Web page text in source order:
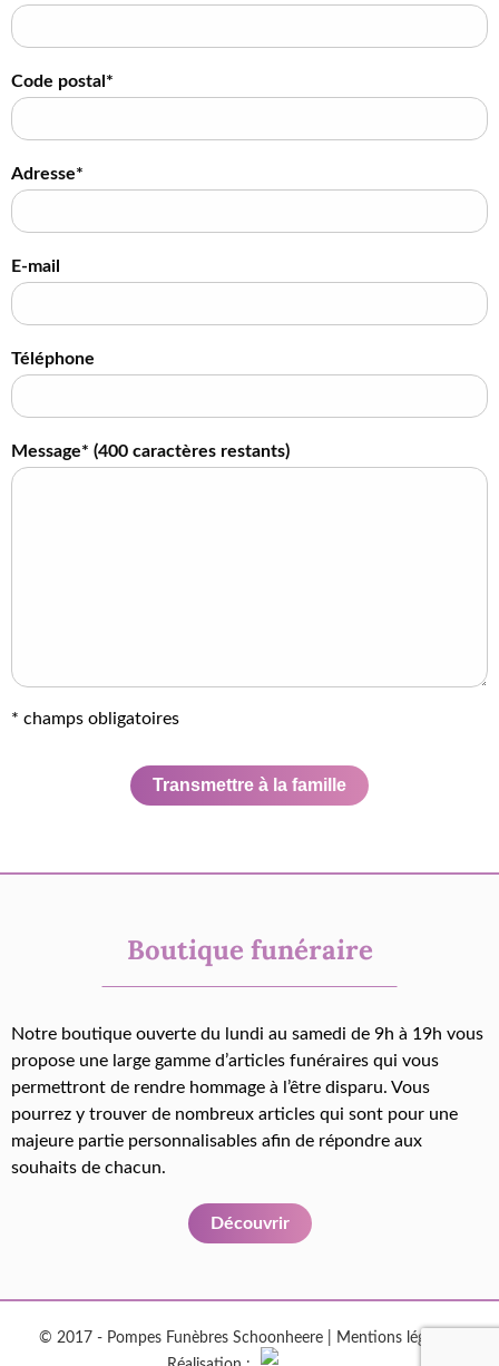
Code postal*
Adresse*
E-mail
Téléphone
Message* (400 caractères restants)
* champs obligatoires
Transmettre à la famille
Boutique funéraire
Notre boutique ouverte du lundi au samedi de 9h à 19h vous
propose une large gamme d’articles funéraires qui vous
permettront de rendre hommage à l’être disparu. Vous
pourrez y trouver de nombreux articles qui sont pour une
majeure partie personnalisables afin de répondre aux
souhaits de chacun.
Découvrir
© 2017 - Pompes Funèbres Schoonheere | Mentions légales